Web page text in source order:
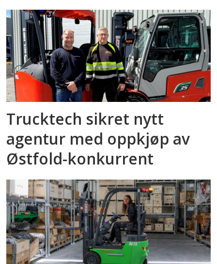
Trucktech sikret nytt
agentur med oppkjøp av
Østfold-konkurrent